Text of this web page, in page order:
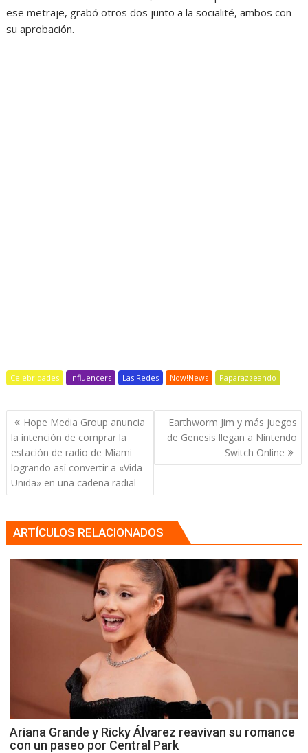
ese metraje, grabó otros dos junto a la socialité, ambos con
su aprobación.
Celebridades Influencers Las Redes Now!News Paparazzeando
Navegación
de
entradas
Hope Media Group anuncia
la intención de comprar la
estación de radio de Miami
logrando así convertir a «Vida
Unida» en una cadena radial
Earthworm Jim y más juegos
de Genesis llegan a Nintendo
Switch Online
ARTÍCULOS RELACIONADOS
Ariana Grande y Ricky Álvarez reavivan su romance
con un paseo por Central Park